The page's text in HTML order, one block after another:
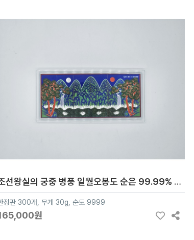
조선왕실의 궁중 병풍 일월오봉도 순은 99.99% 액자 블리온 실버 30g
정판 300개, 무게 30g, 순도 9999
원